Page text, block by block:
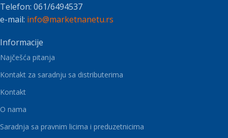
Telefon: 061/6494537
e-mail: info@marketnanetu.rs
Informacije
Najčešća pitanja
Kontakt za saradnju sa distributerima
Kontakt
O nama
Saradnja sa pravnim licima i preduzetnicima